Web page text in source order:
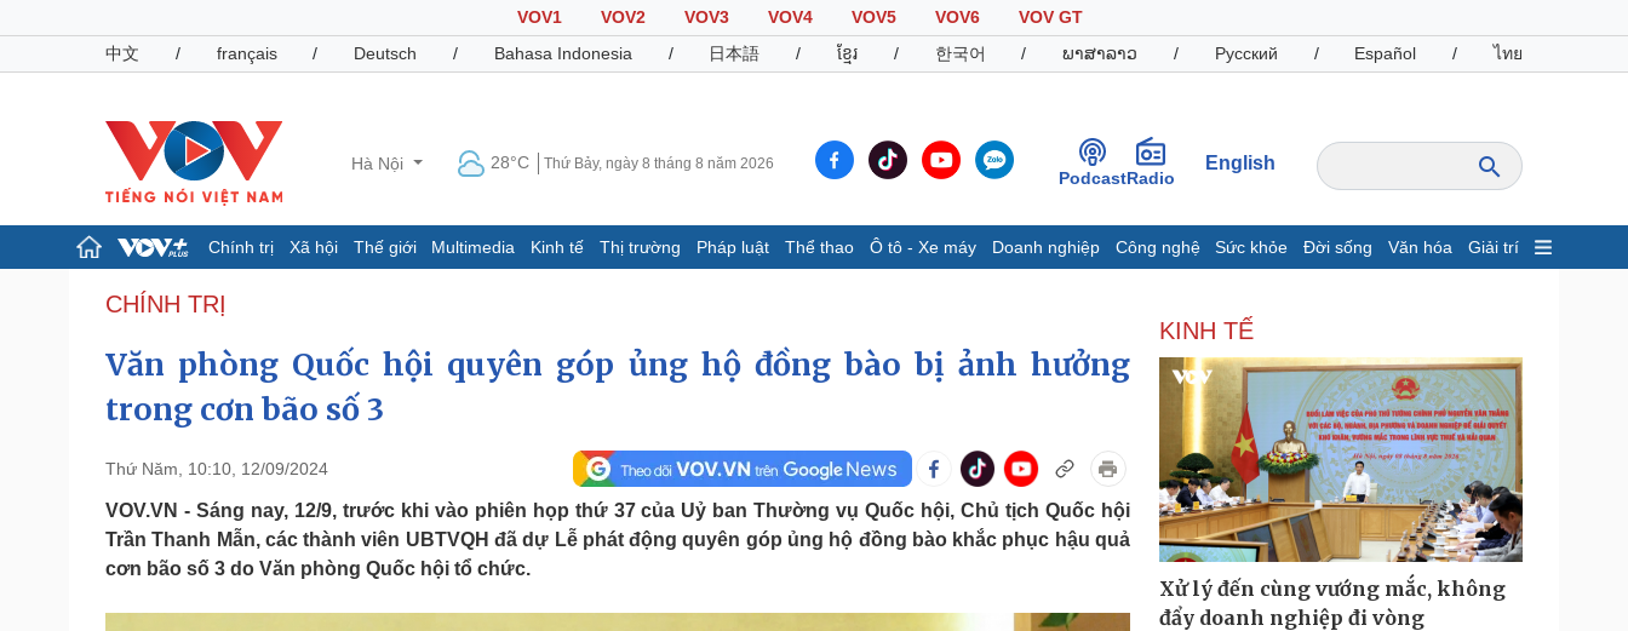
VOV1 VOV2 VOV3 VOV4 VOV5 VOV6
VOV GT
中文
/ français / Deutsch / Bahasa Indonesia / 日本語 / ខ្មែរ / 한국어 / ພາສາລາວ / Русский / Español / ไทย
Hà Nội 28°C Thứ Bảy, ngày 8 tháng 8 năm 2026
PodcastRadio
English
Chính trị Xã hội Thế giới Multimedia Kinh tế Thị trường Pháp luật Thể thao Ô tô - Xe máy Doanh nghiệp Công nghệ Sức khỏe Đời sống Văn hóa Giải trí
Chính trị
Tổ chức nhân sự
Quốc hội
Nhận diện sự thật
Dự báo thời tiết
Giáo dục
Dấu ấn VOV
Cuộc sống đó đây
Hồ sơ
Ảnh
E-Magazine
Bất động sản
Khởi nghiệp
Tiêu dùng
Tỷ giá
Chứng khoán
Giá cà phê
Pháp luật
Vụ án
Tin nóng
Tư vấn luật
Quân sự - Quốc phòng
Vũ khí
Việt Nam
Phân tích
Thể thao
Bóng đá
Lịch thi đấu bóng đá
Ô tô - Xe máy
Ô tô
Xe máy
Doanh nghiệp
Thông tin doanh nghiệp
Doanh nghiệp 24h
Doanh nhân
Vì cộng đồng
Công nghệ
Sành điệu
Tin Công nghệ
Trải nghiệm
Chuyển đổi số
CHÍNH TRỊ
Văn phòng Quốc hội quyên góp ủng hộ đồng bào bị ảnh hưởng
trong cơn bão số 3
Thứ Năm, 10:10, 12/09/2024
VOV.VN - Sáng nay, 12/9, trước khi vào phiên họp thứ 37 của Uỷ ban Thường vụ Quốc hội, Chủ tịch Quốc hội
Trần Thanh Mẫn, các thành viên UBTVQH đã dự Lễ phát động quyên góp ủng hộ đồng bào khắc phục hậu quả
cơn bão số 3 do Văn phòng Quốc hội tổ chức.
KINH TẾ
Xử lý đến cùng vướng mắc, không
đẩy doanh nghiệp đi vòng